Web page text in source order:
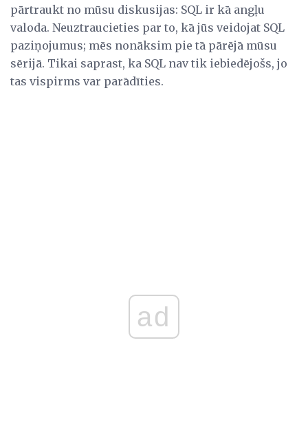
pārtraukt no mūsu diskusijas: SQL ir kā angļu
valoda. Neuztraucieties par to, kā jūs veidojat SQL
paziņojumus; mēs nonāksim pie tā pārējā mūsu
sērijā. Tikai saprast, ka SQL nav tik iebiedējošs, jo
tas vispirms var parādīties.
ad